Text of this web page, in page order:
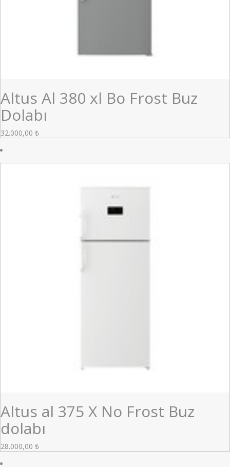
Altus Al 380 xl Bo Frost Buz
Dolabı
32.000,00 ₺
Altus al 375 X No Frost Buz
dolabı
28.000,00 ₺